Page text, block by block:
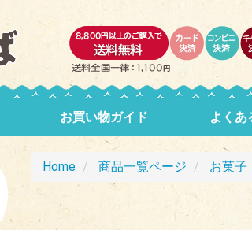
お買い物ガイド よくあ
Home 商品一覧ページ お菓子